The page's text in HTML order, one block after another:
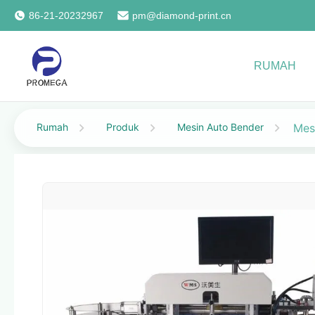
86-21-20232967 pm@diamond-print.cn
RUMAH
Rumah Produk Mesin Auto Bender